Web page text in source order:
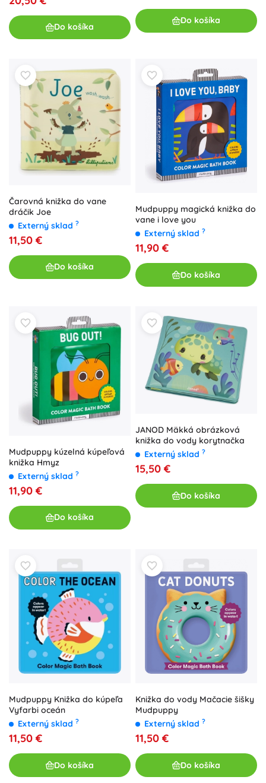
Do košíka
Do košíka
Čarovná knižka do vane
dráčik Joe
Externý sklad ?
11,50 €
Do košíka
Mudpuppy magická knižka do
vane i love you
Externý sklad ?
11,90 €
Do košíka
Mudpuppy kúzelná kúpeľová
knižka Hmyz
Externý sklad ?
11,90 €
Do košíka
JANOD Mäkká obrázková
knižka do vody korytnačka
Externý sklad ?
15,50 €
Do košíka
Mudpuppy Knižka do kúpeľa
Vyfarbi oceán
Externý sklad ?
11,50 €
Do košíka
Knižka do vody Mačacie šišky
Mudpuppy
Externý sklad ?
11,50 €
Do košíka